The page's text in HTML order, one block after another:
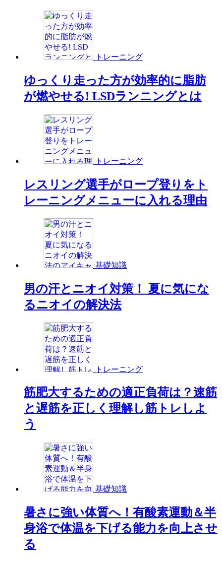
トレーニング
ゆっくり走った方が効率的に脂肪
が燃やせる! LSDランニングとは
トレーニング
レスリング選手がロープ登りをト
レーニングメニューに入れる理由
基礎知識
男の汗とニオイ対策！ 夏に気にな
るニオイの解決法
トレーニング
筋肥大するための適正負荷は？速筋
と遅筋を正しく理解し筋トレしよ
う
基礎知識
暑さに強い体質へ！有酸素運動＆半
身浴で体温を下げる能力を向上させ
る